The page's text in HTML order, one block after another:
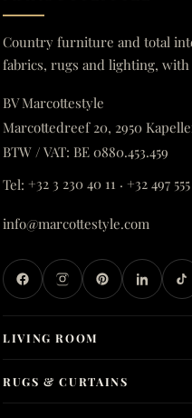
Country furniture and total
fabrics, rugs and lighting,
BV Marcottestyle
Marcottedreef 20, 2950
BTW / VAT: BE 0880.453.459
Tel: +32 3 230 40 11 · +32 497
info@marcottestyle.com
LIVING ROOM
RUGS & CURTAINS